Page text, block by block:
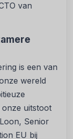
van
is een van
wereld
uitstoot
Senior
EU bij